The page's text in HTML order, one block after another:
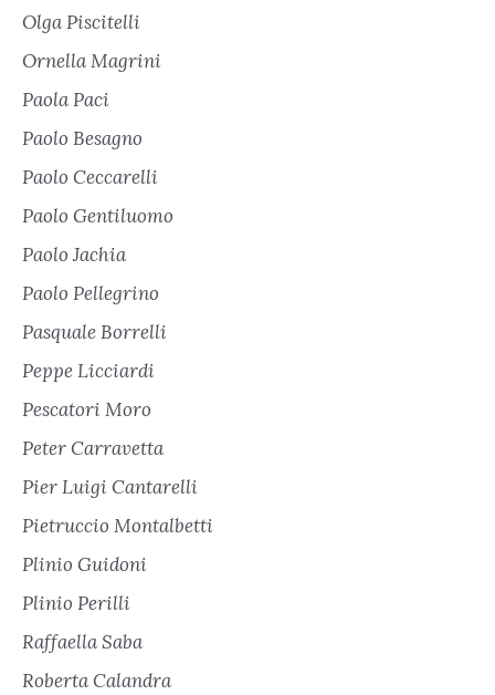
Olga Piscitelli
Ornella Magrini
Paola Paci
Paolo Besagno
Paolo Ceccarelli
Paolo Gentiluomo
Paolo Jachia
Paolo Pellegrino
Pasquale Borrelli
Peppe Licciardi
Pescatori Moro
Peter Carravetta
Pier Luigi Cantarelli
Pietruccio Montalbetti
Plinio Guidoni
Plinio Perilli
Raffaella Saba
Roberta Calandra